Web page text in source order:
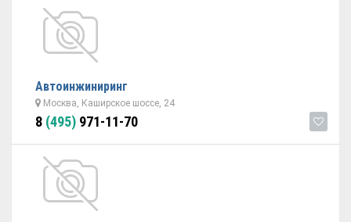
Автоинжиниринг
Москва, Каширское шоссе, 24
8 (495) 971-11-70